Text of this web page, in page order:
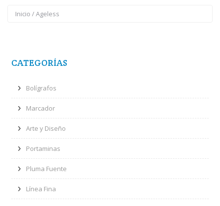
Inicio /Ageless
CATEGORÍAS
Bolígrafos
Marcador
Arte y Diseño
Portaminas
Pluma Fuente
Línea Fina